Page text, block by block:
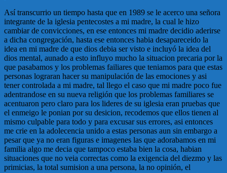
Así transcurrio un tiempo hasta que en 1989 se le acerco una señora
integrante de la iglesia pentecostes a mi madre, la cual le hizo
cambiar de convicciones, en ese entonces mi madre decidio aderirse
a dicha congregación, hasta ese entonces habia desapareceido la
idea en mi madre de que dios debia ser visto e incluyó la idea del
dios mental, aunado a esto influyo mucho la situacion precaria por la
que pasabamos y los problemas failiares que teniamos para que estas
personas lograran hacer su manipulación de las emociones y asi
tener controlada a mi madre, tal llego el caso que mi madre poco fue
adentrandose en su nueva religión que los problemas familiares se
acentuaron pero claro para los lideres de su iglesia eran pruebas que
el enmeigo le ponian por su desicion, recodemos que ellos tienen al
mismo culpable para todo y para excusar sus errores, asi entonces
me crie en la adolecencia unido a estas personas aun sin embargo a
pesar que ya no eran figuras e imagenes las que adorabamos en mi
familia algo me decia que tampoco estaba bien la cosa, habian
situaciones que no veia correctas como la exigencia del diezmo y las
primicias, la total sumision a una persona, la no opinión, el